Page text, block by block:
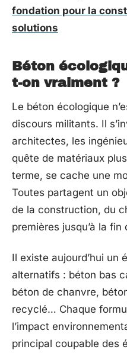
fondation pour la
solutions
Béton
t-on vraiment ?
Le béton écologique
discours militants. Il
architectes, les
quête de matériaux
terme, se cache une
Toutes partagent un
de la construction, du
premières jusqu’à la
Il existe aujourd’hui un
alternatifs : béton bas
béton de chanvre,
recyclé… Chaque
l’impact
principal coupable des